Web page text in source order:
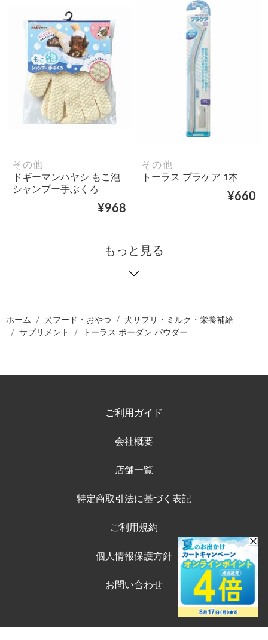
その他
ドギーマンハヤシ もこ泡
シャンプー手ぶくろ
¥968
その他
トーラス プラケア 1本
¥660
もっと見る
ホーム 犬フード・おやつ
犬サプリ・ミルク・栄養補給
サプリメント
トーラス ボーダン パウダー
ご利用ガイド
会社概要
店舗一覧
特定商取引法に基づく表記
ご利用規約
個人情報保護方針
お問い合わせ